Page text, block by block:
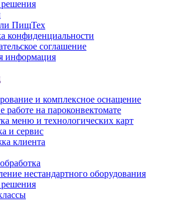
ПищТех
конфиденциальности
соглашение
информация
и комплексное оснащение
работе на пароконвектомате
меню и технологических карт
и сервис
клиента
нестандартного оборудования